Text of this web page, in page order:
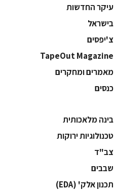
עיקר החדשות
בישראל
צ'יפסים
TapeOut Magazine
מאמרים ומחקרים
כנסים
בינה מלאכותית
‫טכנולוגיות ירוקות‬
‫צב"ד‬
‫שבבים‬
‫תכנון אלק' (‪(EDA‬‬